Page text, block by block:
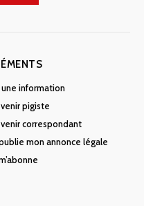
une information
pigiste
correspondant
mon annonce légale